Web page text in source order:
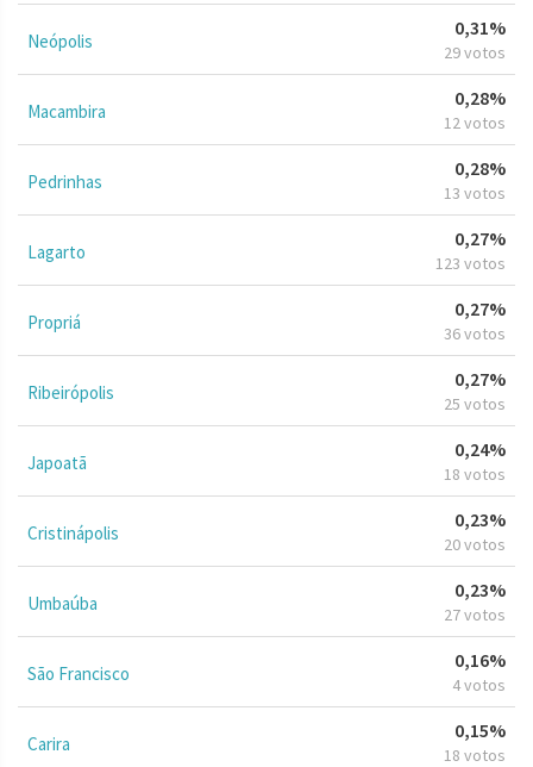
Neópolis
0,31%
29 votos
Macambira
0,28%
12 votos
Pedrinhas
0,28%
13 votos
Lagarto
0,27%
123 votos
Propriá
0,27%
36 votos
Ribeirópolis
0,27%
25 votos
Japoatã
0,24%
18 votos
Cristinápolis
0,23%
20 votos
Umbaúba
0,23%
27 votos
São Francisco
0,16%
4 votos
Carira
0,15%
18 votos